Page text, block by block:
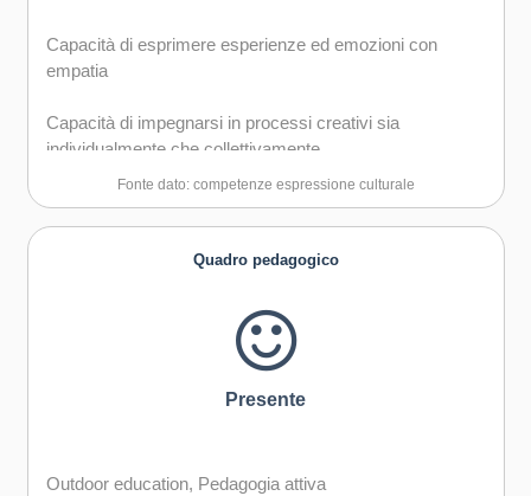
Capacità di esprimere esperienze ed emozioni con
empatia
Capacità di impegnarsi in processi creativi sia
individualmente che collettivamente
Fonte dato: competenze espressione culturale
Quadro pedagogico
Presente
Outdoor education, Pedagogia attiva